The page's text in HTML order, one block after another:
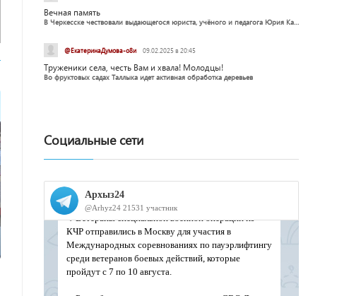
Вечная память
В Черкесске чествовали выдающегося юриста, учёного и педагога Юрия Калмыкова
@ЕкатеринаДумова-о8и 09.02.2025 в 20:45
Труженики села, честь Вам и хвала! Молодцы!
Во фруктовых садах Таллыка идет активная обработка деревьев
Социальные сети